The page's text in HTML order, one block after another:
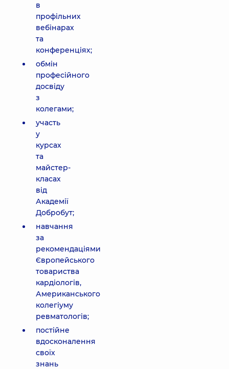
в
профільних
вебінарах
та
конференціях;
обмін
професійного
досвіду
з
колегами;
участь
у
курсах
та
майстер-
класах
від
Академії
Добробут;
навчання
за
рекомендаціями
Європейського
товариства
кардіологів,
Американського
колегіуму
ревматологів;
постійне
вдосконалення
своїх
знань